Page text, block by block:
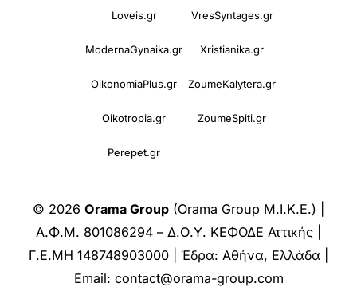
Loveis.gr VresSyntages.gr
ModernaGynaika.gr Xristianika.gr
OikonomiaPlus.gr ZoumeKalytera.gr
Oikotropia.gr ZoumeSpiti.gr
Perepet.gr
© 2026 Orama Group (Orama Group Μ.Ι.Κ.Ε.) |
Α.Φ.Μ. 801086294 – Δ.Ο.Υ. ΚΕΦΟΔΕ Αττικής |
Γ.Ε.ΜΗ 148748903000 | Έδρα: Αθήνα, Ελλάδα |
Email: contact@orama-group.com